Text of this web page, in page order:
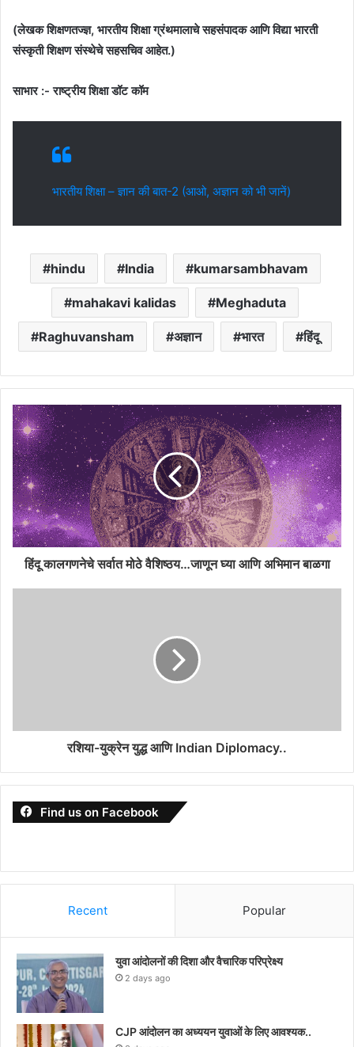
(लेखक शिक्षणतज्ज्ञ, भारतीय शिक्षा ग्रंथमालाचे सहसंपादक आणि विद्या भारती
संस्कृती शिक्षण संस्थेचे सहसचिव आहेत.)
साभार :- राष्ट्रीय शिक्षा डॉट कॉम
भारतीय शिक्षा – ज्ञान की बात-2 (आओ, अज्ञान को भी जानें)
hindu India kumarsambhavam
mahakavi kalidas Meghaduta
Raghuvansham अज्ञान भारत हिंदू
हिंदू कालगणनेचे सर्वात मोठे वैशिष्ठय…जाणून घ्या आणि अभिमान बाळगा
रशिया-युक्रेन युद्ध आणि Indian Diplomacy..
Find us on Facebook
Recent Popular
युवा आंदोलनों की दिशा और वैचारिक परिप्रेक्ष्य
2 days ago
CJP आंदोलन का अध्ययन युवाओं के लिए आवश्यक..